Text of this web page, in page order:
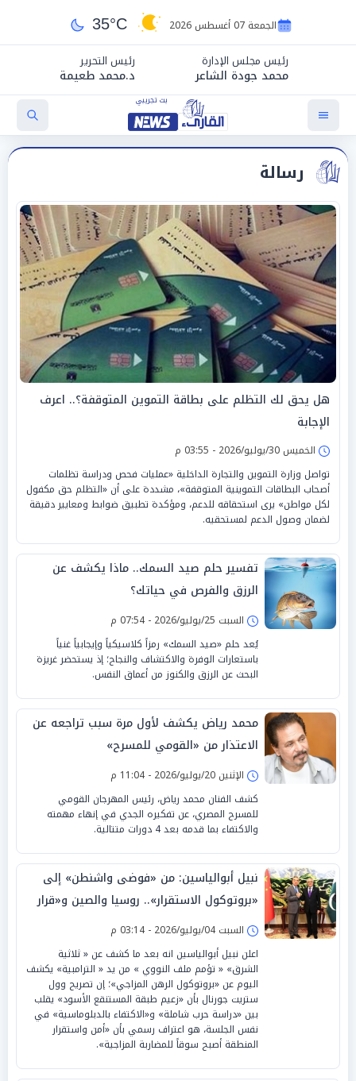
الجمعة 07 أغسطس 2026 35°C
رئيس مجلس الإدارة
محمد جودة الشاعر
رئيس التحرير
د.محمد طعيمة
رسالة
هل يحق لك التظلم على بطاقة التموين المتوقفة؟.. اعرف
الإجابة
الخميس 30/يوليو/2026 - 03:55 م
تواصل وزارة التموين والتجارة الداخلية «عمليات فحص ودراسة تظلمات
أصحاب البطاقات التموينية المتوقفة»، مشددة على أن «التظلم حق مكفول
لكل مواطن» يرى استحقاقه للدعم، ومؤكدة تطبيق ضوابط ومعايير دقيقة
لضمان وصول الدعم لمستحقيه.
تفسير حلم صيد السمك.. ماذا يكشف عن
الرزق والفرص في حياتك؟
السبت 25/يوليو/2026 - 07:54 م
يُعد حلم «صيد السمك» رمزاً كلاسيكياً وإيجابياً غنياً
باستعارات الوفرة والاكتشاف والنجاح؛ إذ يستحضر غريزة
البحث عن الرزق والكنوز من أعماق النفس.
محمد رياض يكشف لأول مرة سبب تراجعه عن
الاعتذار من «القومي للمسرح»
الإثنين 20/يوليو/2026 - 11:04 م
كشف الفنان محمد رياض، رئيس المهرجان القومي
للمسرح المصري، عن تفكيره الجدي في إنهاء مهمته
والاكتفاء بما قدمه بعد 4 دورات متتالية.
نبيل أبوالياسين: من «فوضى واشنطن» إلى
«بروتوكول الاستقرار».. روسيا والصين و«قرار
السيادة» بـ«تصفير القواعد»
السبت 04/يوليو/2026 - 03:14 م
اعلن نبيل أبوالياسين انه بعد ما كشف عن « ثلاثية
الشرق» « تؤمم ملف النووي » من يد « الترامبية» يكشف
اليوم عن «بروتوكول الرهن المزاجي»؛ إن تصريح وول
ستريت جورنال بأن «زعيم طبقة المستنقع الأسود» يقلب
بين «دراسة حرب شاملة» و«الاكتفاء بالدبلوماسية» في
نفس الجلسة، هو اعتراف رسمي بأن «أمن واستقرار
المنطقة أصبح سوقاً للمضاربة المزاجية».